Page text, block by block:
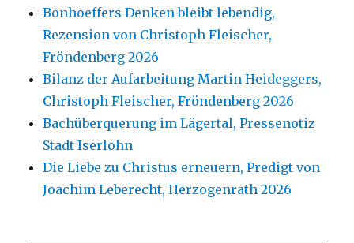
Bonhoeffers Denken bleibt lebendig,
Rezension von Christoph Fleischer,
Fröndenberg 2026
Bilanz der Aufarbeitung Martin Heideggers,
Christoph Fleischer, Fröndenberg 2026
Bachüberquerung im Lägertal, Pressenotiz
Stadt Iserlohn
Die Liebe zu Christus erneuern, Predigt von
Joachim Leberecht, Herzogenrath 2026